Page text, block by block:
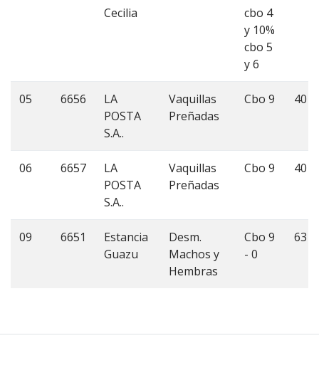
Cecilia
cbo 4
y 10%
cbo 5
y 6
05 6656
LA
POSTA
S.A..
Vaquillas
Preñadas
Cbo 9 40
06 6657
LA
POSTA
S.A..
Vaquillas
Preñadas
Cbo 9 40
09 6651
Estancia
Guazu
Desm.
Machos y
Hembras
Cbo 9
- 0
63